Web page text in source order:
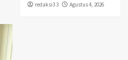
redaksi3 3 Agustus 4, 2026